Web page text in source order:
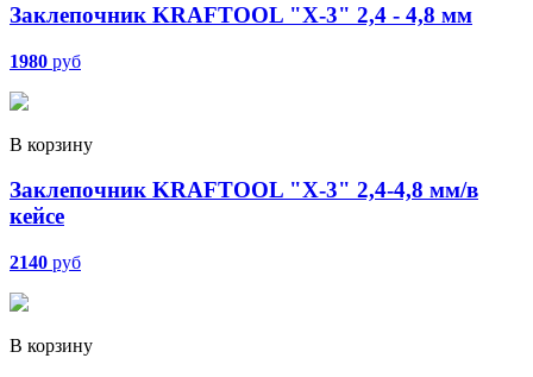
Заклепочник KRAFTOOL "X-3" 2,4 - 4,8 мм
1980 руб
В корзину
Заклепочник KRAFTOOL "Х-3" 2,4-4,8 мм/в
кейсе
2140 руб
В корзину